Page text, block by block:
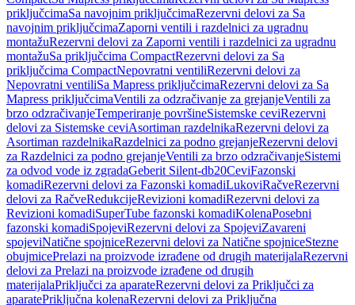
priključcimaSa navojnim priključcimaRezervni delovi za Sa
navojnim priključcimaZaporni ventili i razdelnici za ugradnu
montažuRezervni delovi za Zaporni ventili i razdelnici za ugradnu
montažuSa priključcima CompactRezervni delovi za Sa
priključcima CompactNepovratni ventiliRezervni delovi za
Nepovratni ventiliSa Mapress priključcimaRezervni delovi za Sa
Mapress priključcimaVentili za odzračivanje za grejanjeVentili za
brzo odzračivanjeTemperiranje površineSistemske ceviRezervni
delovi za Sistemske ceviAsortiman razdelnikaRezervni delovi za
Asortiman razdelnikaRazdelnici za podno grejanjeRezervni delovi
za Razdelnici za podno grejanjeVentili za brzo odzračivanjeSistemi
za odvod vode iz zgradaGeberit Silent-db20CeviFazonski
komadiRezervni delovi za Fazonski komadiLukoviRačveRezervni
delovi za RačveRedukcijeRevizioni komadiRezervni delovi za
Revizioni komadiSuperTube fazonski komadiKolenaPosebni
fazonski komadiSpojeviRezervni delovi za SpojeviZavareni
spojeviNatične spojniceRezervni delovi za Natične spojniceStezne
obujmicePrelazi na proizvode izrađene od drugih materijalaRezervni
delovi za Prelazi na proizvode izrađene od drugih
materijalaPriključci za aparateRezervni delovi za Priključci za
aparatePriključna kolenaRezervni delovi za Priključna